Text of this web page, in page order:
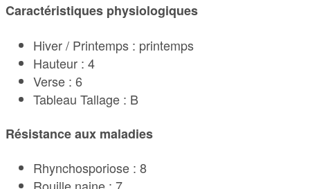
Caractéristiques physiologiques
Hiver / Printemps : printemps
Hauteur : 4
Verse : 6
Tableau Tallage : B
Résistance aux maladies
Rhynchosporiose : 8